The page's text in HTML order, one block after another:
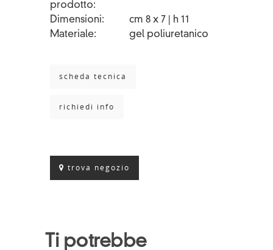
prodotto
Dimensioni
cm 8 x 7 | h 11
Materiale
gel poliuretanico
scheda tecnica
richiedi info
trova negozio
Ti potrebbe